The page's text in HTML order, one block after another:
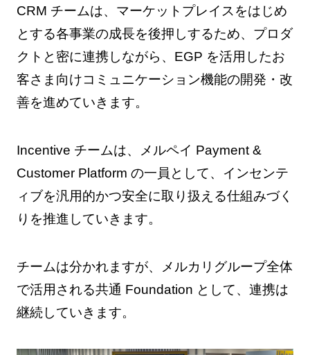
CRM チームは、マーケットプレイスをはじめ
とする各事業の成長を後押しするため、プロダ
クトと密に連携しながら、EGP を活用したお
客さま向けコミュニケーション機能の開発・改
善を進めていきます。
Incentive チームは、メルペイ Payment &
Customer Platform の一員として、インセンテ
ィブを汎用的かつ安全に取り扱える仕組みづく
りを推進していきます。
チームは分かれますが、メルカリグループ全体
で活用される共通 Foundation として、連携は
継続していきます。